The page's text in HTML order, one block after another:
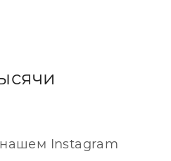
Instagram